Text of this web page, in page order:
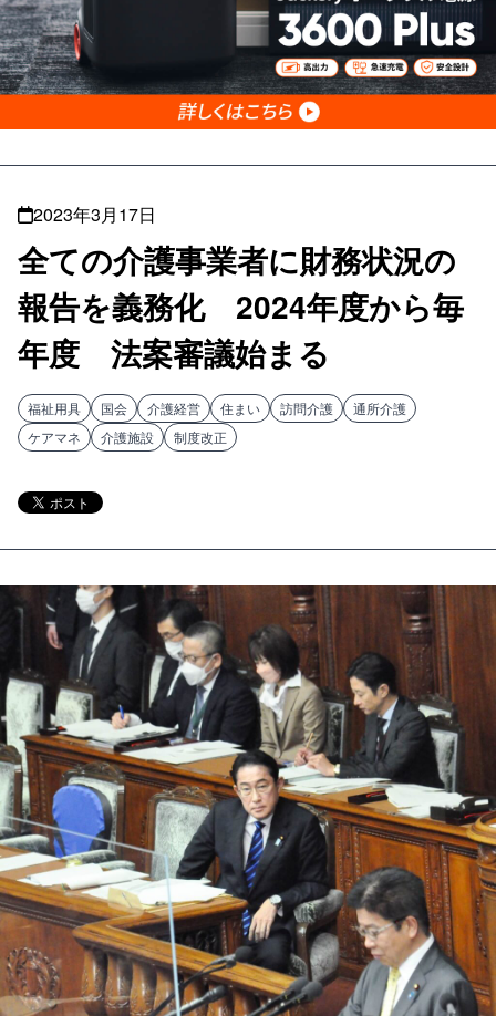
2023年3月17日
全ての介護事業者に財務状況の
報告を義務化 2024年度から毎
年度 法案審議始まる
福祉用具 国会 介護経営 住まい 訪問介護
通所介護
ケアマネ
介護施設 制度改正